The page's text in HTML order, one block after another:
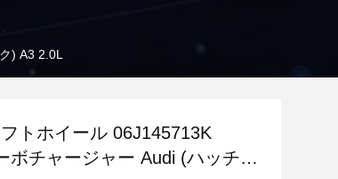
) A3 2.0L
トホイール 06J145713K
ボチャージャー Audi (ハッチバ